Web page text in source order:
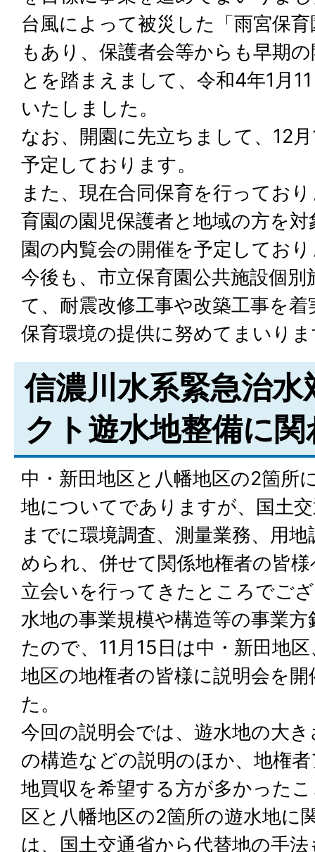
台風によって被災した「雨宮保
もあり、保護者会等からも早期
とを踏まえまして、令和4年1月
いたしました。
なお、開園に先立ちまして、12
予定しております。
また、現在合同保育を行ってお
育園の園児保護者と地域の方を
園の内覧会の開催を予定してお
今後も、市立保育園公共施設個
て、耐震改修工事や改築工事を
保育環境の提供に努めてまいり
信濃川水系緊急治
クト遊水地整備に
中・新田地区と八幡地区の2箇所
地についてでありますが、国土
までに環境調査、測量業務、用
められ、併せて関係地権者の皆
立会いを行ってきたところでご
水地の事業規模や構造等の事業
たので、11月15日は中・新田地
地区の地権者の皆様に説明会を
た。
今回の説明会では、遊水地の大
の構造などの説明のほか、地権
地買収を希望する方が多かった
区と八幡地区の2箇所の遊水地に
は、国土交通省から代替地の手